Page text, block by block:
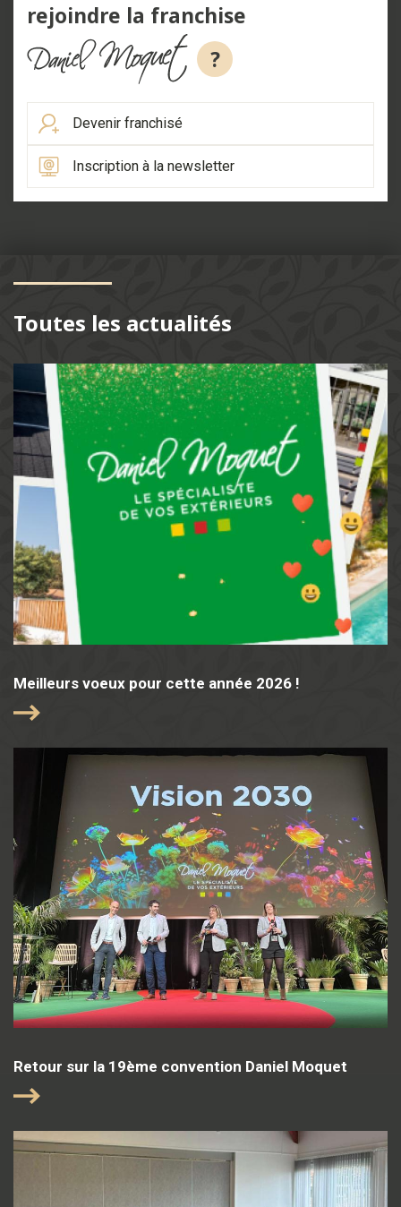
rejoindre la franchise
?
Devenir franchisé
Inscription à la newsletter
Toutes les actualités
Meilleurs voeux pour cette année 2026 !
Retour sur la 19ème convention Daniel Moquet